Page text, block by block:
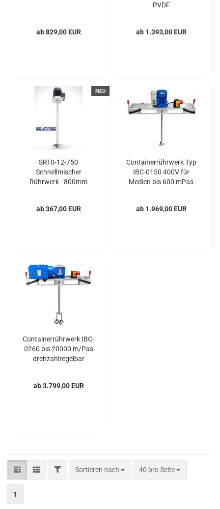
ab 829,00 EUR
PVDF
ab 1.393,00 EUR
NEU
SRT0-12-750
Schnellmischer
Rührwerk - 800mm
ab 367,00 EUR
Containerrührwerk Typ
IBC-0150 400V für
Medien bis 600 mPas
ab 1.969,00 EUR
Containerrührwerk IBC-
0260 bis 20000 m/Pas
drehzahlregelbar
ab 3.799,00 EUR
Sortieren nach 40 pro Seite
1